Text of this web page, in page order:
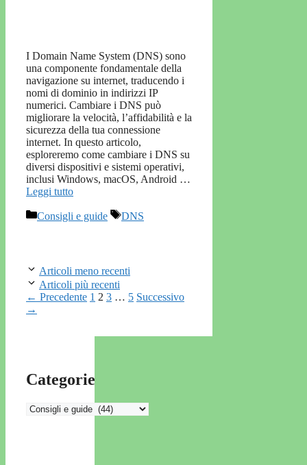
I Domain Name System (DNS) sono
una componente fondamentale della
navigazione su internet, traducendo i
nomi di dominio in indirizzi IP
numerici. Cambiare i DNS può
migliorare la velocità, l’affidabilità e la
sicurezza della tua connessione
internet. In questo articolo,
esploreremo come cambiare i DNS su
diversi dispositivi e sistemi operativi,
inclusi Windows, macOS, Android …
Leggi tutto
Categorie
Consigli e guide Tag
DNS
Articoli meno recenti
Articoli più recenti
← Precedente Pagina
1 Pagina
2 Pagina
3 … Pagina
5 Successivo
→
Categorie
Categorie